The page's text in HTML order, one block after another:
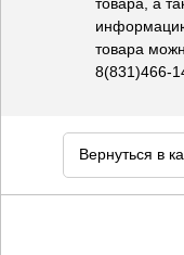
товара
8(831)466-
Вернуться в